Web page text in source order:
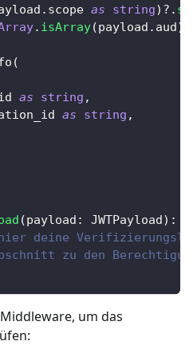
. scope as string) ?.
. isArray(payload . aud)
(
as string ,
as string ,
(payload : JWTPayload) :
deine
zu den
um das